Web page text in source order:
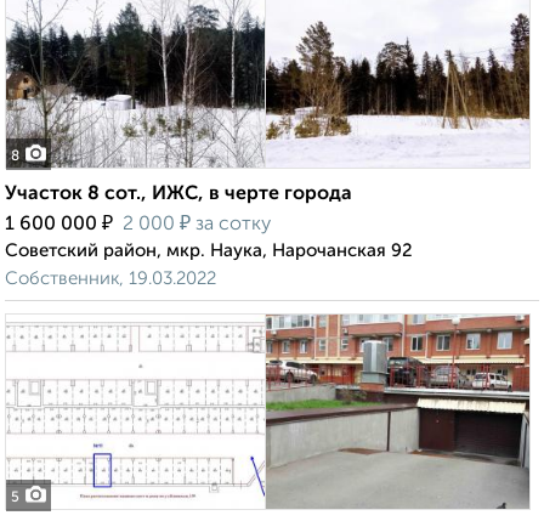
8
Участок 8 сот., ИЖС, в черте города
1 600 000 ₽ 2 000 ₽ за сотку
Советский район, мкр. Наука, Нарочанская 92
Собственник, 19.03.2022
5